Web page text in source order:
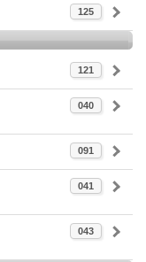
125
121
040
091
041
043